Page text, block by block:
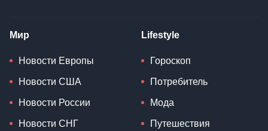
Мир
Новости Европы
Новости США
Новости России
Новости СНГ
Lifestyle
Гороскоп
Потребитель
Мода
Путешествия